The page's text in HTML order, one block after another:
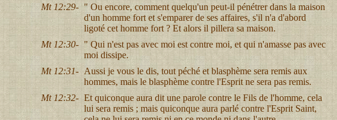
Mt 12:29- " Ou encore, comment quelqu'un peut-il pénétrer dans la maison
d'un homme fort et s'emparer de ses affaires, s'il n'a d'abord
ligoté cet homme fort ? Et alors il pillera sa maison.
Mt 12:30- " Qui n'est pas avec moi est contre moi, et qui n'amasse pas avec
moi dissipe.
Mt 12:31- Aussi je vous le dis, tout péché et blasphème sera remis aux
hommes, mais le blasphème contre l'Esprit ne sera pas remis.
Mt 12:32- Et quiconque aura dit une parole contre le Fils de l'homme, cela
lui sera remis ; mais quiconque aura parlé contre l'Esprit Saint,